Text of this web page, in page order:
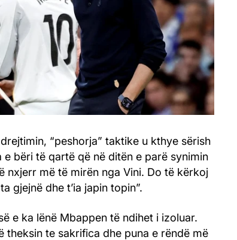
“peshorja” taktike u kthye sërish
e bëri të qartë që në ditën e parë synimin
nxjerr më të mirën nga Vini. Do të kërkoj
gjejnë dhe t’ia japin topin”.
e ka lënë Mbappen të ndihet i izoluar.
theksin te sakrifica dhe puna e rëndë më